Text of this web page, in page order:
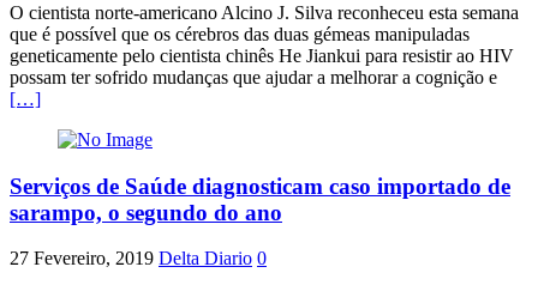
O cientista norte-americano Alcino J. Silva reconheceu esta semana
que é possível que os cérebros das duas gémeas manipuladas
geneticamente pelo cientista chinês He Jiankui para resistir ao HIV
possam ter sofrido mudanças que ajudar a melhorar a cognição e
[…]
Serviços de Saúde diagnosticam caso importado de
sarampo, o segundo do ano
27 Fevereiro, 2019 Delta Diario 0